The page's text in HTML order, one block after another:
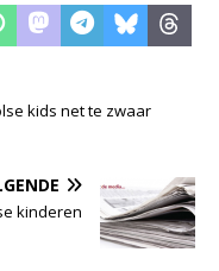
kids net te zwaar
kinderen